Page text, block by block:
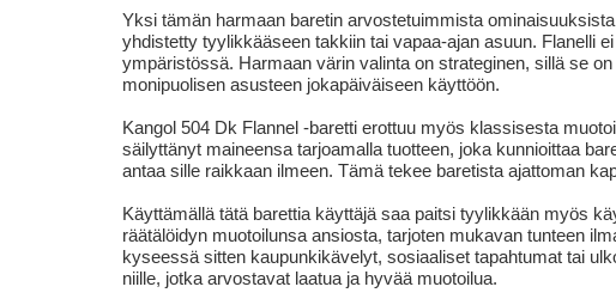
Yksi tämän harmaan baretin arvostetuimmista
yhdistetty tyylikkääseen takkiin tai vapaa-ajan asuun. Flanelli
ympäristössä. Harmaan värin valinta on strateginen, sillä se
monipuolisen asusteen jokapäiväiseen käyttöön.
Kangol 504 Dk Flannel -baretti erottuu myös klassisesta
säilyttänyt maineensa tarjoamalla tuotteen, joka kunnioittaa
antaa sille raikkaan ilmeen. Tämä tekee baretista ajattoman
Käyttämällä tätä barettia käyttäjä saa paitsi tyylikkään myös
räätälöidyn muotoilunsa ansiosta, tarjoten mukavan tunteen
kyseessä sitten kaupunkikävelyt, sosiaaliset tapahtumat tai
niille, jotka arvostavat laatua ja hyvää muotoilua.